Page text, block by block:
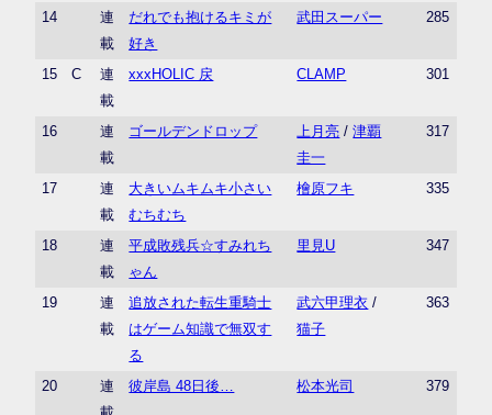
14
連
載
だれでも抱けるキミが
好き
武田スーパー 285
15 C
連
載
xxxHOLIC 戻 CLAMP 301
16
連
載
ゴールデンドロップ 上月亮 /津覇
圭一
317
17
連
載
大きいムキムキ小さい
むちむち
檜原フキ 335
18
連
載
平成敗残兵☆すみれち
ゃん
里見U 347
19
連
載
追放された転生重騎士
はゲーム知識で無双す
る
武六甲理衣 /
猫子
363
20
連
彼岸島 48日後… 松本光司 379